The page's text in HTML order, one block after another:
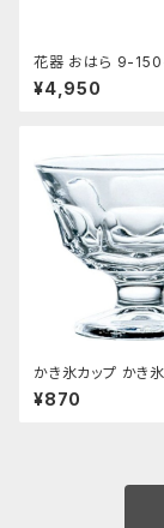
花器 おはら 9-
判 ナマコ 花瓶 フラ
水盤
¥4,950
かき氷カップ かき
デザートカップ、ア
カップ 340ml 東洋
¥870